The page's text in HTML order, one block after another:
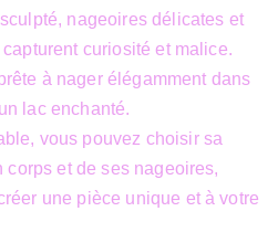
nageoires délicates et
curiosité et malice.
à nager élégamment dans
lac enchanté.
vous pouvez choisir sa
et de ses nageoires,
une pièce unique et à votre